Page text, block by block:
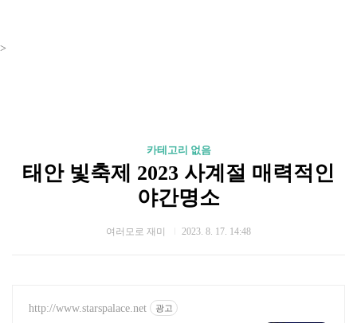
>
카테고리 없음
태안 빛축제 2023 사계절 매력적인
야간명소
여러모로 재미 2023. 8. 17. 14:48
http://www.starspalace.net 광고